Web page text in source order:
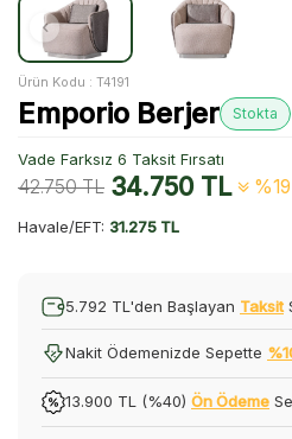
Ürün Kodu : T4191
Emporio Berjer Stokta
Vade Farksız 6 Taksit Fırsatı
42.750TL 34.750TL %19
Havale/EFT: 31.275 TL
5.792 TL'den Başlayan Taksit
Nakit Ödemenizde Sepette
13.900 TL (%40) Ön Ödeme